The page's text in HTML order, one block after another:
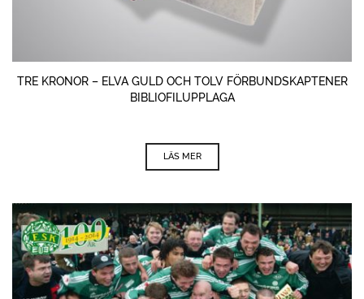
TRE KRONOR – ELVA GULD OCH TOLV FÖRBUNDSKAPTENER
BIBLIOFILUPPLAGA
LÄS MER